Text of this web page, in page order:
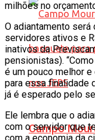
Campo
milhões no
O adiantamento
servidores ativos e
inativos da
pensionistas).
é um pouco melhor
para essa finalidade
já é esperado pelo
Ele lembra que o
com o servidor que